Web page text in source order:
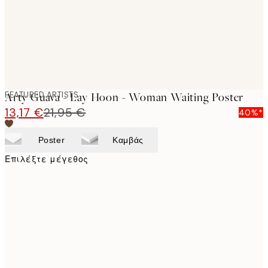
FEATURED ARTISTS
Arty Guava - Lay Hoon - Woman Waiting Poster
13,17 €21,95 € 40%*
Poster Καμβάς
Επιλέξτε μέγεθος